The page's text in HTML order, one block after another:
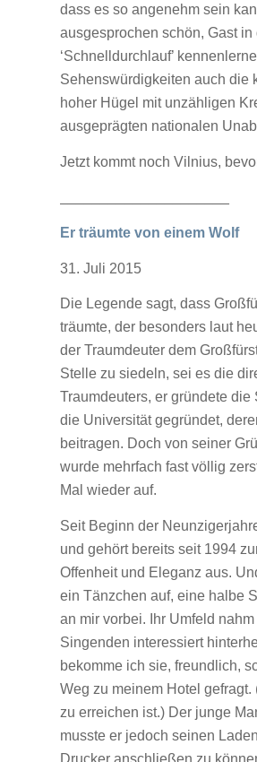
dass es so angenehm sein
ausgesprochen schön, Gast
‘Schnelldurchlauf’
Sehenswürdigkeiten auch die
hoher Hügel mit unzähligen
ausgeprägten nationalen
Jetzt kommt noch Vilnius,
Er träumte von einem Wolf
31. Juli 2015
Die Legende sagt, dass
träumte, der besonders laut
der Traumdeuter dem
Stelle zu siedeln, sei es die
Traumdeuters, er gründete
die Universität gegründet,
beitragen. Doch von seiner
wurde mehrfach fast völlig
Mal wieder auf.
Seit Beginn der
und gehört bereits seit 1994
Offenheit und Eleganz aus.
ein Tänzchen auf, eine halbe
an mir vorbei. Ihr Umfeld
Singenden interessiert
bekomme ich sie, freundlich,
Weg zu meinem Hotel
zu erreichen ist.) Der junge
musste er jedoch seinen
Drucker anschließen zu